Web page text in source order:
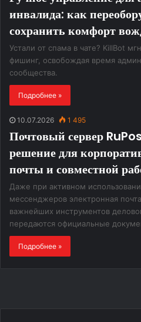
инвалида: как
сохранить комфорт
Устали от спама в чате? KillBot
фишинг, освобождая время
сообщества.
Подробнее »
10.07.2026 1 495
Почтовый сервер
решение для
почты и совместной
Даже при активном
мессенджеров электронная
важнейших инструментов
передаются официальные
Подробнее »